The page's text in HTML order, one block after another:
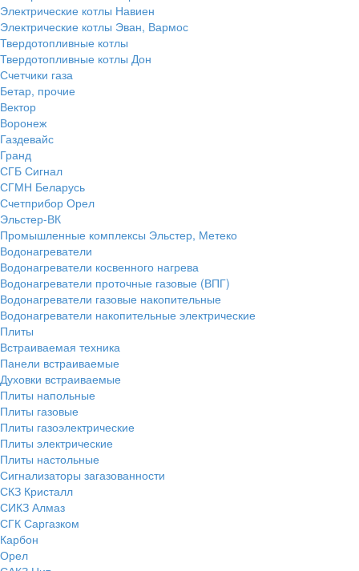
Электрические котлы Навиен
Электрические котлы Эван, Вармос
Твердотопливные котлы
Твердотопливные котлы Дон
Счетчики газа
Бетар, прочие
Вектор
Воронеж
Газдевайс
Гранд
СГБ Сигнал
СГМН Беларусь
Счетприбор Орел
Эльстер-ВК
Промышленные комплексы Эльстер, Метеко
Водонагреватели
Водонагреватели косвенного нагрева
Водонагреватели проточные газовые (ВПГ)
Водонагреватели газовые накопительные
Водонагреватели накопительные электрические
Плиты
Встраиваемая техника
Панели встраиваемые
Духовки встраиваемые
Плиты напольные
Плиты газовые
Плиты газоэлектрические
Плиты электрические
Плиты настольные
Сигнализаторы загазованности
СКЗ Кристалл
СИКЗ Алмаз
СГК Саргазком
Карбон
Орел